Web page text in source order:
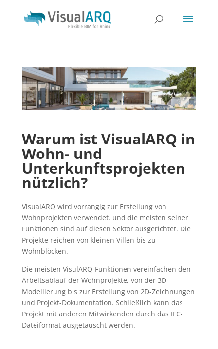
Warum ist VisualARQ in
Wohn- und
Unterkunftsprojekten
nützlich?
VisualARQ wird vorrangig zur Erstellung von
Wohnprojekten verwendet, und die meisten seiner
Funktionen sind auf diesen Sektor ausgerichtet. Die
Projekte reichen von kleinen Villen bis zu
Wohnblöcken.
Die meisten VisulARQ-Funktionen vereinfachen den
Arbeitsablauf der Wohnprojekte, von der 3D-
Modellierung bis zur Erstellung von 2D-Zeichnungen
und Projekt-Dokumentation. Schließlich kann das
Projekt mit anderen Mitwirkenden durch das IFC-
Dateiformat ausgetauscht werden.